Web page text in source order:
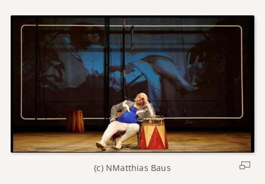
(c) NMatthias Baus
D
r
d